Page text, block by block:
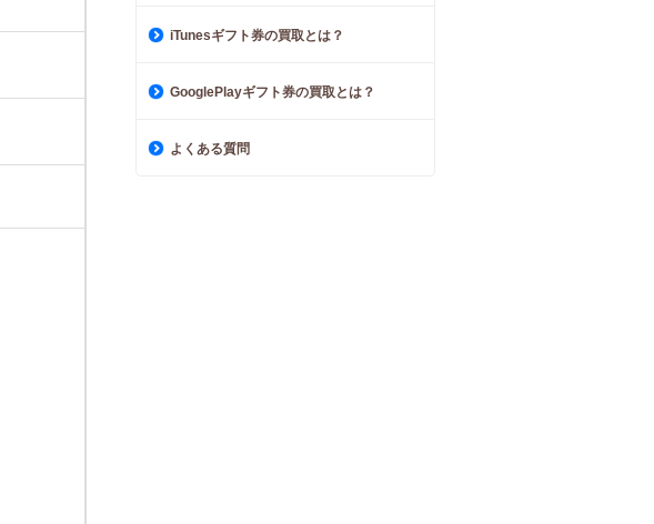
iTunesギフト券の買取とは？
GooglePlayギフト券の買取とは？
よくある質問